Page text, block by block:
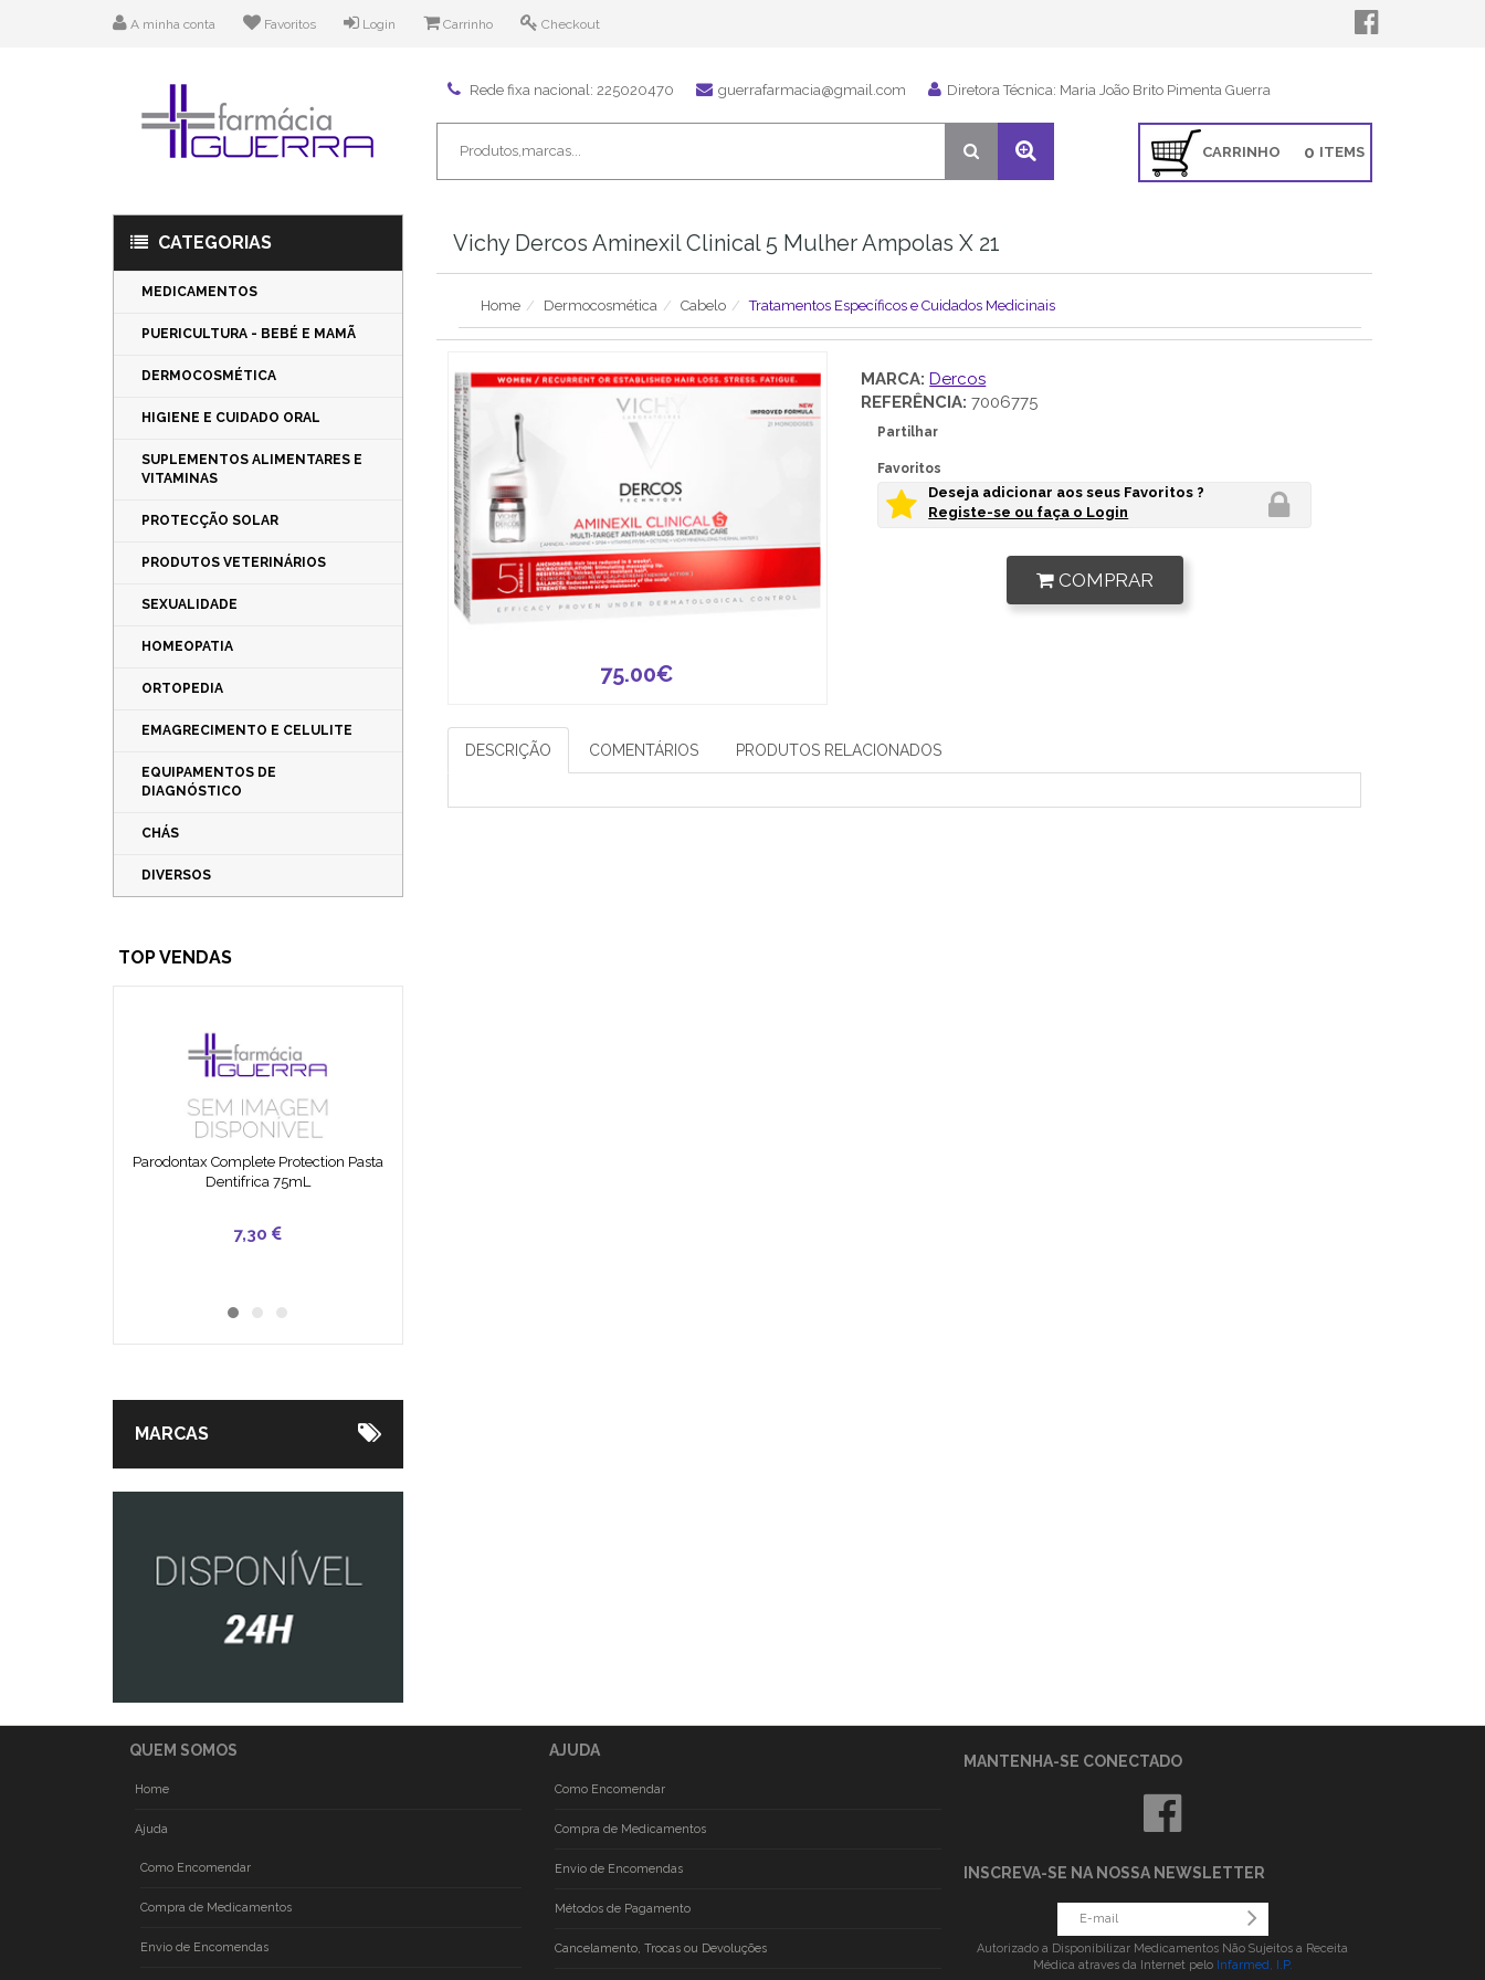
A minha conta Favoritos Login Carrinho Checkout
Rede fixa nacional: 225020470 guerrafarmacia@gmail.com Diretora Técnica: Maria João Brito Pimenta Guerra
CARRINHO ITEMS
0
CATEGORIAS
MEDICAMENTOS
PUERICULTURA - BEBÉ E MAMÃ
DERMOCOSMÉTICA
HIGIENE E CUIDADO ORAL
SUPLEMENTOS ALIMENTARES E
VITAMINAS
PROTECÇÃO SOLAR
PRODUTOS VETERINÁRIOS
SEXUALIDADE
HOMEOPATIA
ORTOPEDIA
EMAGRECIMENTO E CELULITE
EQUIPAMENTOS DE
DIAGNÓSTICO
CHÁS
DIVERSOS
TOP VENDAS
Parodontax Complete Protection Pasta
Dentifrica 75mL
7,30
25,50
MARCAS
Vichy Dercos Aminexil Clinical 5 Mulher Ampolas X 21
Home Dermocosmética Cabelo Tratamentos Específicos e Cuidados Medicinais
75.00€
MARCA:Dercos
REFERÊNCIA: 7006775
Partilhar
Favoritos
Deseja adicionar aos seus Favoritos ?
Registe-se ou faça o Login
COMPRAR
DESCRIÇÃO COMENTÁRIOS PRODUTOS RELACIONADOS
QUEM SOMOS
Home
Ajuda
Como Encomendar
Compra de Medicamentos
Envio de Encomendas
AJUDA
Como Encomendar
Compra de Medicamentos
Envio de Encomendas
Métodos de Pagamento
Cancelamento, Trocas ou Devoluções
MANTENHA-SE CONECTADO
INSCREVA-SE NA NOSSA NEWSLETTER
Autorizado a Disponibilizar Medicamentos Não Sujeitos a Receita
Médica atraves da Internet pelo Infarmed, I.P.